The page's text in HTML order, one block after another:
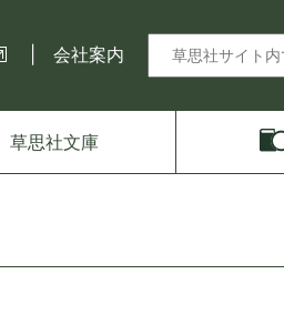
会社案内
草思社文庫